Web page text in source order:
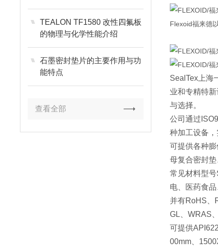
TEALON TF1580 改性四氟板
的物理与化学性能介绍
石墨密封垫片的主要作用与功
能特点
查看全部
Flexoid福来德
SealTex 上
业和专精特
与选择。
公司通过
种加工设备
可提供各种
母复合密封
常见材料型号
电、医药食
并有RoHS
GL 、WRAS
可提供
00mm